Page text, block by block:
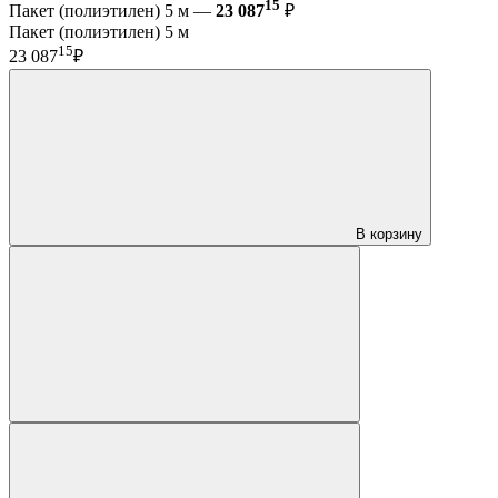
Пакет (полиэтилен) 5 м — 23 08715 ₽
Пакет (полиэтилен) 5 м
23 08715₽
В корзину